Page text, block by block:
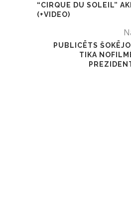
“CIRQUE DU SOLEIL”
(+VIDEO)
PUBLICĒTS
TIKA